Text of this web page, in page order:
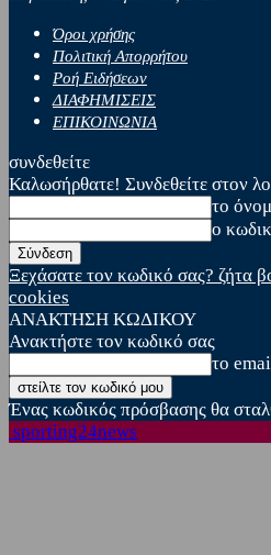
Όροι χρήσης
Πολιτική Απορρήτου
Ροή Ειδήσεων
ΔΙΑΦΗΜΙΣΕΙΣ
ΕΠΙΚΟΙΝΩΝΙΑ
συνδεθείτε
Καλωσήρθατε! Συνδεθείτε στον
το
ο
Ξεχάσατε τον κωδικό σας? ζήτα
cookies
ΑΝΑΚΤΗΣΗ ΚΩΔΙΚΟΥ
Ανακτήστε τον κωδικό σας
το
Ένας κωδικός πρόσβασης θα
sporting24news